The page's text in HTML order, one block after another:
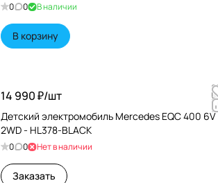
0 0 В наличии
В корзину
14 990 ₽/шт
Детский электромобиль Mercedes EQC 400 6V
2WD - HL378-BLACK
0 0 Нет в наличии
Заказать